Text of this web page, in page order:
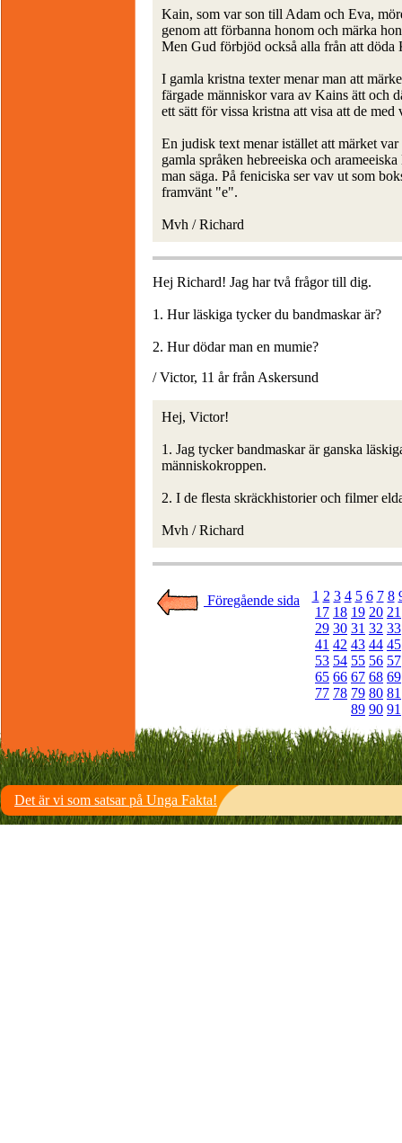
Kain, som var son till Adam och Eva,
genom att förbanna honom och märka
Men Gud förbjöd också alla från att döda
I gamla kristna texter menar man att
färgade människor vara av Kains ätt och
ett sätt för vissa kristna att visa att de
En judisk text menar istället att märket
gamla språken hebreeiska och
man säga. På feniciska ser vav ut som
framvänt "e".
Mvh / Richard
Hej Richard! Jag har två frågor till dig.
1. Hur läskiga tycker du bandmaskar är?
2. Hur dödar man en mumie?
/ Victor, 11 år från Askersund
Hej, Victor!
1. Jag tycker bandmaskar är ganska
människokroppen.
2. I de flesta skräckhistorier och filmer
Mvh / Richard
Föregående sida 1 2 3 4 5 6 7 8
17 18 19 20 21
29 30 31 32 33
41 42 43 44 45
53 54 55 56 57
65 66 67 68 69
77 78 79 80 81
89 90 91
Det är vi som satsar på Unga Fakta!